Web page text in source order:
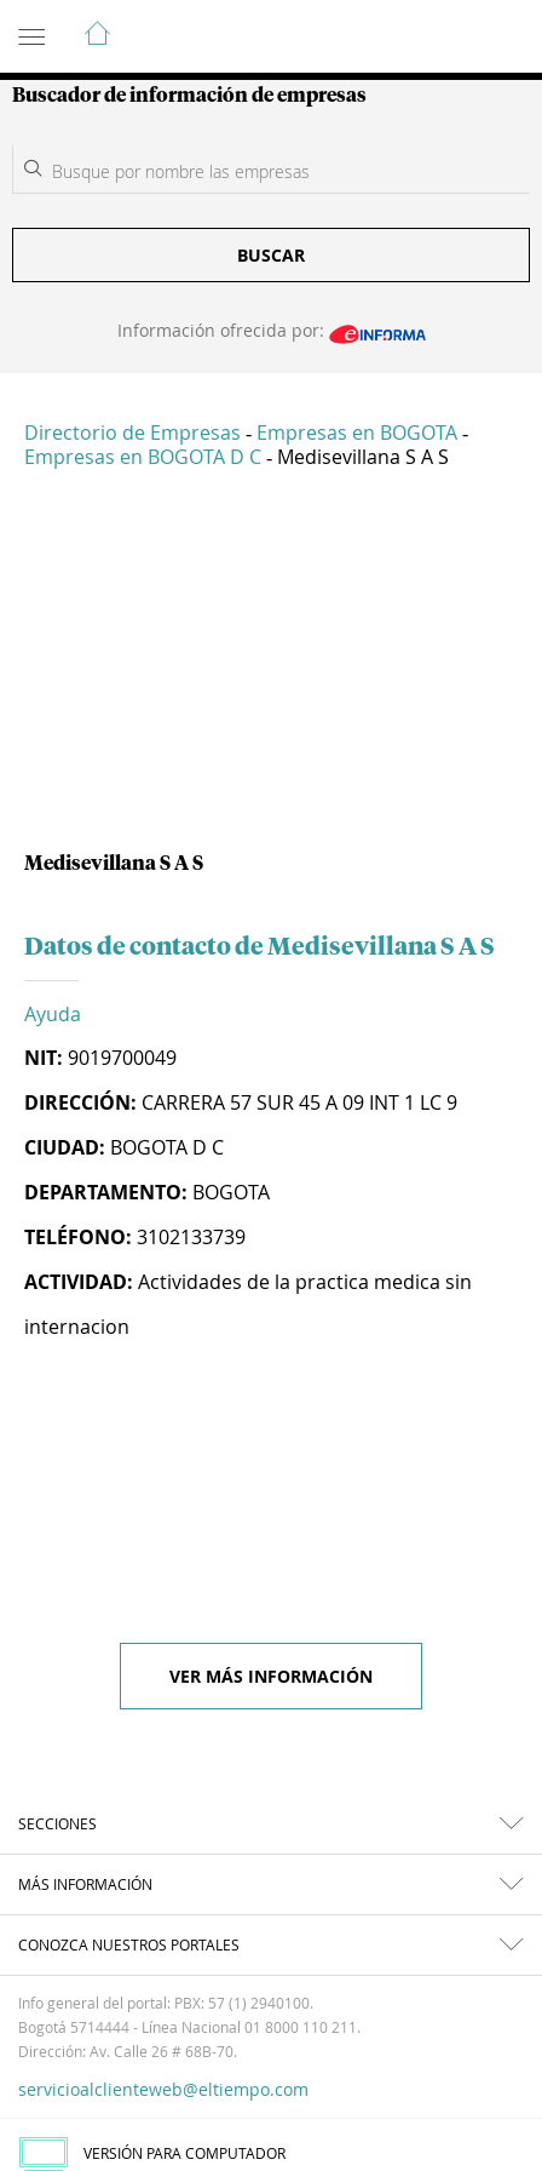
Guía de Empresas Colombianas
Buscador de información de empresas
BUSCAR
Información ofrecida por:
Directorio de Empresas - Empresas en BOGOTA -
Empresas en BOGOTA D C - Medisevillana S A S
Medisevillana S A S
Datos de contacto de Medisevillana S A S
Ayuda
NIT: 9019700049
DIRECCIÓN: CARRERA 57 SUR 45 A 09 INT 1 LC 9
CIUDAD: BOGOTA D C
DEPARTAMENTO: BOGOTA
TELÉFONO: 3102133739
ACTIVIDAD: Actividades de la practica medica sin
internacion
VER MÁS INFORMACIÓN
SECCIONES
MÁS INFORMACIÓN
CONOZCA NUESTROS PORTALES
Info general del portal: PBX: 57 (1) 2940100.
Bogotá 5714444 - Línea Nacional 01 8000 110 211.
Dirección: Av. Calle 26 # 68B-70.
servicioalclienteweb@eltiempo.com
VERSIÓN PARA COMPUTADOR